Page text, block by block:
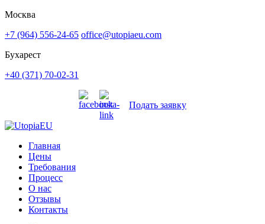
Москва
+7 (964) 556-24-65 office@utopiaeu.com
Бухарест
+40 (371) 70-02-31
Подать заявку
Главная
Цены
Требования
Процесс
О нас
Отзывы
Контакты